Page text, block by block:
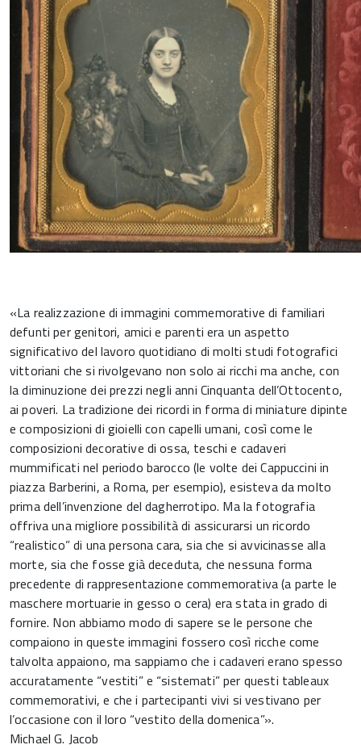
«La realizzazione di immagini commemorative di familiari
defunti per genitori, amici e parenti era un aspetto
significativo del lavoro quotidiano di molti studi fotografici
vittoriani che si rivolgevano non solo ai ricchi ma anche, con
la diminuzione dei prezzi negli anni Cinquanta dell’Ottocento,
ai poveri. La tradizione dei ricordi in forma di miniature dipinte
e composizioni di gioielli con capelli umani, così come le
composizioni decorative di ossa, teschi e cadaveri
mummificati nel periodo barocco (le volte dei Cappuccini in
piazza Barberini, a Roma, per esempio), esisteva da molto
prima dell’invenzione del dagherrotipo. Ma la fotografia
offriva una migliore possibilità di assicurarsi un ricordo
“realistico” di una persona cara, sia che si avvicinasse alla
morte, sia che fosse già deceduta, che nessuna forma
precedente di rappresentazione commemorativa (a parte le
maschere mortuarie in gesso o cera) era stata in grado di
fornire. Non abbiamo modo di sapere se le persone che
compaiono in queste immagini fossero così ricche come
talvolta appaiono, ma sappiamo che i cadaveri erano spesso
accuratamente “vestiti” e “sistemati” per questi tableaux
commemorativi, e che i partecipanti vivi si vestivano per
l’occasione con il loro “vestito della domenica”».
Michael G. Jacob